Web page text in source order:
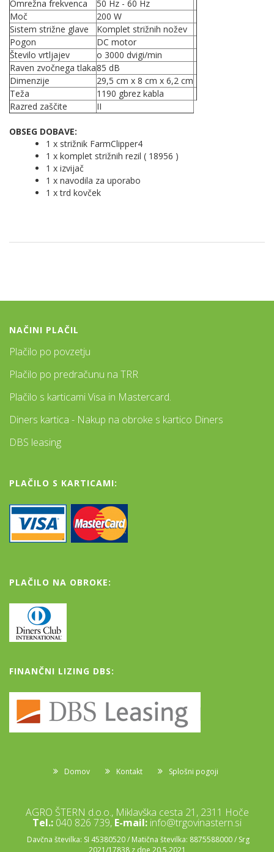
Omrežna frekvenca
50 Hz - 60 Hz
Moč
200 W
Sistem strižne glave
Komplet strižnih nožev
Pogon
DC motor
Število vrtljajev
o 3000 dvigi/min
Raven zvočnega tlaka85 dB
Dimenzije
29,5 cm x 8 cm x 6,2 cm
Teža
1190 gbrez kabla
Razred zaščite
II
OBSEG DOBAVE:
1 x strižnik FarmClipper4
1 x komplet strižnih rezil ( 18956 )
1 x izvijač
1 x navodila za uporabo
1 x trd kovček
NAČINI PLAČIL
Plačilo po povzetju
Plačilo po predračunu na TRR
Plačilo s karticami Visa in Mastercard.
Diners kartica - Nakup na obroke s kartico Diners
DBS leasing
PLAČILO S KARTICAMI:
PLAČILO NA OBROKE:
FINANČNI LIZING DBS:
Domov Kontakt Splošni pogoji
AGRO ŠTERN d.o.o., Miklavška cesta 21, 2311 Hoče
Tel.: 040 826 739, E-mail: info@trgovinastern.si
Davčna številka: SI 45380520 / Matična številka: 8875588000 / Srg